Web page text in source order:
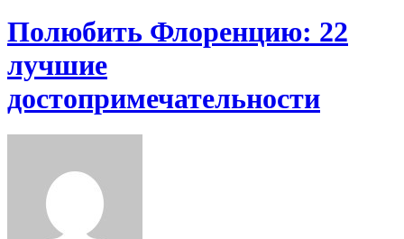
Полюбить Флоренцию: 22
лучшие
достопримечательности